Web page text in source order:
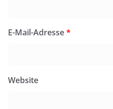
E-Mail-Adresse*
Website